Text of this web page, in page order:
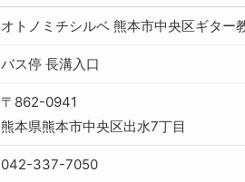
オトノミチシルベ 熊本市中央区ギター
バス停 長溝入口
〒862-0941
熊本県熊本市中央区出水7丁目
042-337-7050